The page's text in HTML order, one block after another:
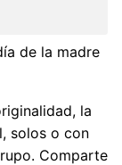
de la madre
la
solos o con
Comparte